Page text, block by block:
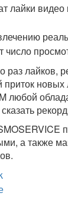
лайки
число
раз лайков,
любой
а также